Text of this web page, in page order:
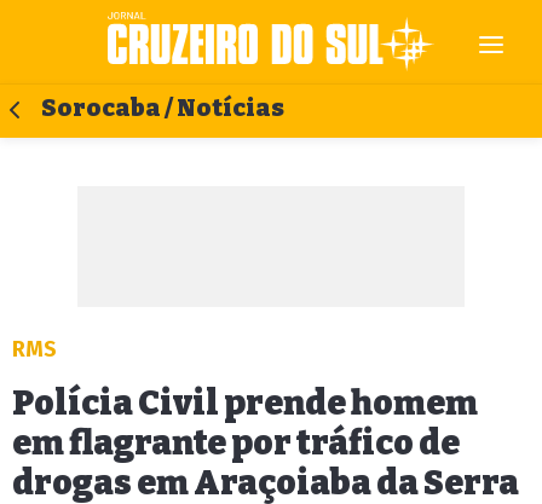
Sorocaba / Notícias
RMS
Polícia Civil prende homem
em flagrante por tráfico de
drogas em Araçoiaba da Serra